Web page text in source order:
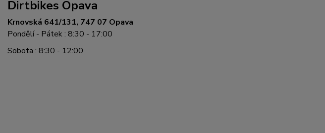
Dirtbikes Opava
Krnovská 641/131, 747 07 Opava
Pondělí - Pátek : 8:30 - 17:00
Sobota : 8:30 - 12:00